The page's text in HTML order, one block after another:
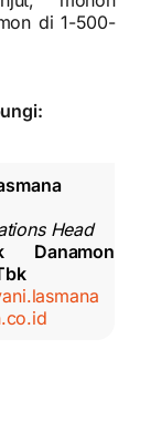
di 1-500-
Head
Danamon